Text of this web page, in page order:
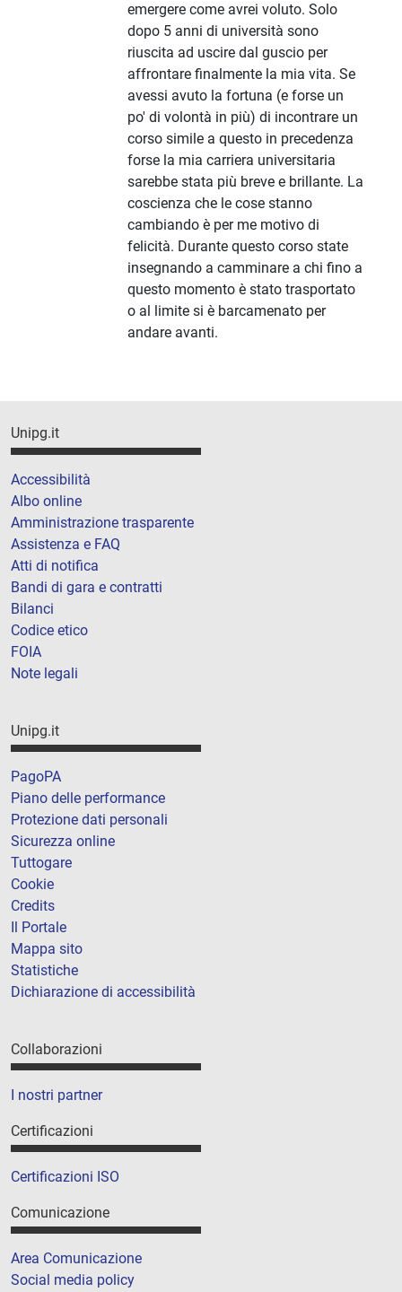
emergere come avrei voluto. Solo
dopo 5 anni di università sono
riuscita ad uscire dal guscio per
affrontare finalmente la mia vita. Se
avessi avuto la fortuna (e forse un
po' di volontà in più) di incontrare un
corso simile a questo in precedenza
forse la mia carriera universitaria
sarebbe stata più breve e brillante. La
coscienza che le cose stanno
cambiando è per me motivo di
felicità. Durante questo corso state
insegnando a camminare a chi fino a
questo momento è stato trasportato
o al limite si è barcamenato per
andare avanti.
Unipg.it
Accessibilità
Albo online
Amministrazione trasparente
Assistenza e FAQ
Atti di notifica
Bandi di gara e contratti
Bilanci
Codice etico
FOIA
Note legali
Unipg.it
PagoPA
Piano delle performance
Protezione dati personali
Sicurezza online
Tuttogare
Cookie
Credits
Il Portale
Mappa sito
Statistiche
Dichiarazione di accessibilità
Collaborazioni
I nostri partner
Certificazioni
Certificazioni ISO
Comunicazione
Area Comunicazione
Social media policy